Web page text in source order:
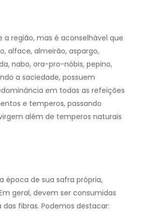
região, mas é aconselhável que
alface, almeirão, aspargo,
nabo, ora-pro-nóbis, pepino,
a saciedade, possuem
em todas as refeições
e temperos, passando
além de temperos naturais
época de sua safra própria,
geral, devem ser consumidas
fibras. Podemos destacar: